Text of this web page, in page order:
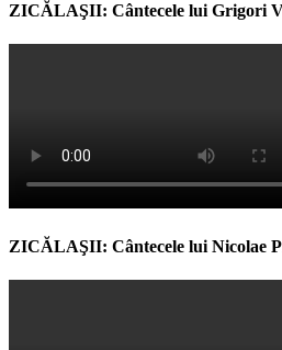
ZICĂLAŞII: Cântecele lui Grigori
ZICĂLAŞII: Cântecele lui Nicolae